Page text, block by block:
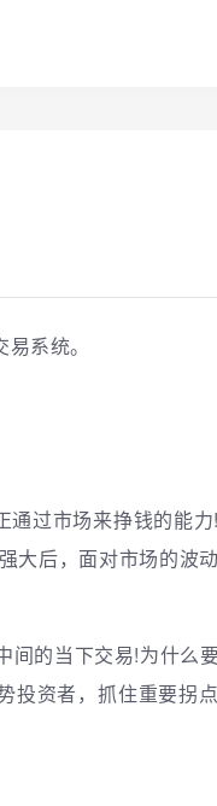
系统。
过市场来挣钱的能
大后，面对市场的波
间的当下交易!为什么
投资者，抓住重要拐